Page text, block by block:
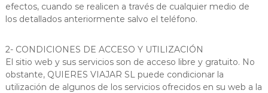
efectos, cuando se realicen a través de cualquier medio de
los detallados anteriormente salvo el teléfono.
2- CONDICIONES DE ACCESO Y UTILIZACIÓN
El sitio web y sus servicios son de acceso libre y gratuito. No
obstante, QUIERES VIAJAR SL puede condicionar la
utilización de algunos de los servicios ofrecidos en su web a la